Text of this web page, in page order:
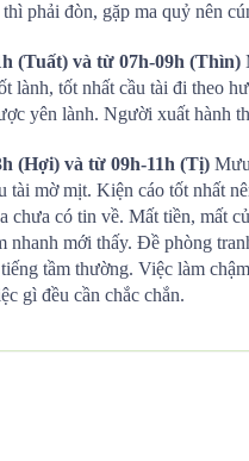
phải đòn, gặp ma quỷ nên
(Tuất) và từ 07h-09h (Thìn)
lành, tốt nhất cầu tài đi theo
yên lành. Người xuất hành
(Hợi) và từ 09h-11h (Tị)
tài mờ mịt. Kiện cáo tốt nhất
chưa có tin về. Mất tiền, mất
nhanh mới thấy. Đề phòng
tầm thường. Việc làm
gì đều cần chắc chắn.